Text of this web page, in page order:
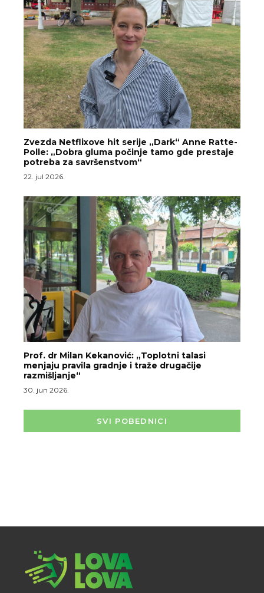
Zvezda Netflixove hit serije „Dark“ Anne Ratte-
Polle: „Dobra gluma počinje tamo gde prestaje
potreba za savršenstvom“
22. jul 2026.
Prof. dr Milan Kekanović: „Toplotni talasi
menjaju pravila gradnje i traže drugačije
razmišljanje“
30. jun 2026.
SVI POBEDNICI